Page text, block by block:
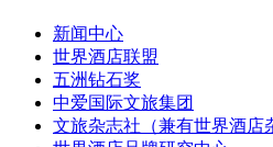
新闻中心
世界酒店联盟
五洲钻石奖
中爱国际文旅集团
文旅杂志社（兼有世界酒店